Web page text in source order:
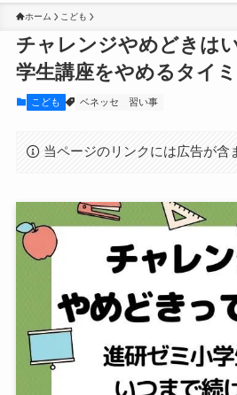
ホーム こども
チャレンジやめどきは
学生講座をやめるタイ
こども ベネッセ 習い事
当ページのリンクには広告が含